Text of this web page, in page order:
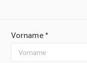
Vorname *